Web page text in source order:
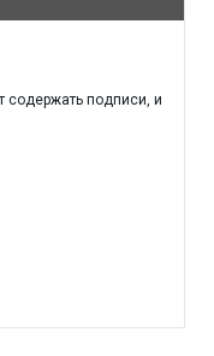
содержать подписи, и